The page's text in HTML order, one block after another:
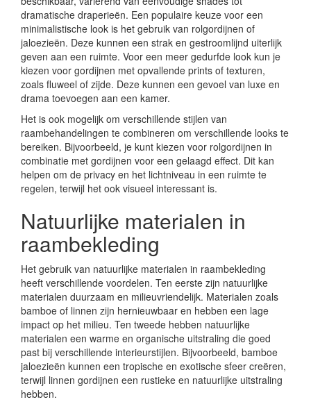
dramatische draperieën. Een populaire keuze voor een
minimalistische look is het gebruik van rolgordijnen of
jaloezieën. Deze kunnen een strak en gestroomlijnd uiterlijk
geven aan een ruimte. Voor een meer gedurfde look kun je
kiezen voor gordijnen met opvallende prints of texturen,
zoals fluweel of zijde. Deze kunnen een gevoel van luxe en
drama toevoegen aan een kamer.
Het is ook mogelijk om verschillende stijlen van
raambehandelingen te combineren om verschillende looks te
bereiken. Bijvoorbeeld, je kunt kiezen voor rolgordijnen in
combinatie met gordijnen voor een gelaagd effect. Dit kan
helpen om de privacy en het lichtniveau in een ruimte te
regelen, terwijl het ook visueel interessant is.
Natuurlijke materialen in
raambekleding
Het gebruik van natuurlijke materialen in raambekleding
heeft verschillende voordelen. Ten eerste zijn natuurlijke
materialen duurzaam en milieuvriendelijk. Materialen zoals
bamboe of linnen zijn hernieuwbaar en hebben een lage
impact op het milieu. Ten tweede hebben natuurlijke
materialen een warme en organische uitstraling die goed
past bij verschillende interieurstijlen. Bijvoorbeeld, bamboe
jaloezieën kunnen een tropische en exotische sfeer creëren,
terwijl linnen gordijnen een rustieke en natuurlijke uitstraling
hebben.